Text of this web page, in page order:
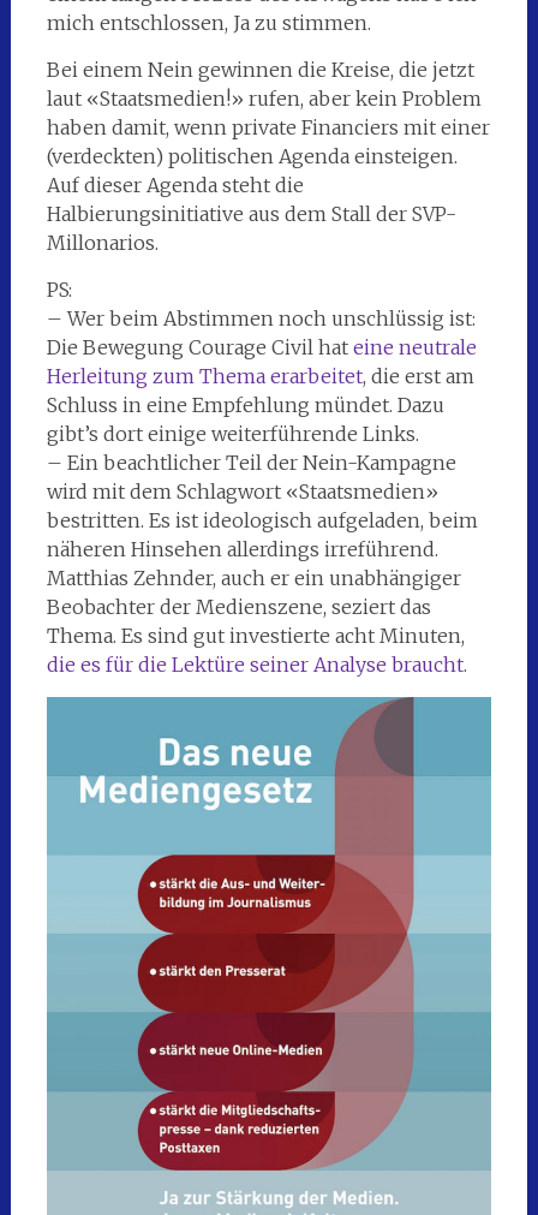
mich entschlossen, Ja zu stimmen.
Bei einem Nein gewinnen die Kreise, die jetzt
laut «Staatsmedien!» rufen, aber kein Problem
haben damit, wenn private Financiers mit einer
(verdeckten) politischen Agenda einsteigen.
Auf dieser Agenda steht die
Halbierungsinitiative aus dem Stall der SVP-
Millonarios.
PS:
– Wer beim Abstimmen noch unschlüssig ist:
Die Bewegung Courage Civil hat eine neutrale
Herleitung zum Thema erarbeitet, die erst am
Schluss in eine Empfehlung mündet. Dazu
gibt’s dort einige weiterführende Links.
– Ein beachtlicher Teil der Nein-Kampagne
wird mit dem Schlagwort «Staatsmedien»
bestritten. Es ist ideologisch aufgeladen, beim
näheren Hinsehen allerdings irreführend.
Matthias Zehnder, auch er ein unabhängiger
Beobachter der Medienszene, seziert das
Thema. Es sind gut investierte acht Minuten,
die es für die Lektüre seiner Analyse braucht.